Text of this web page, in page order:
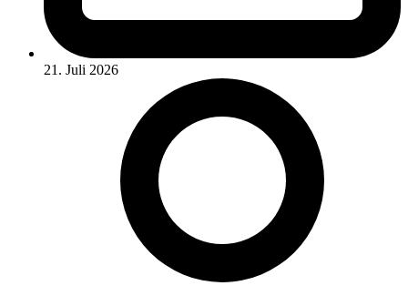
21. Juli 2026